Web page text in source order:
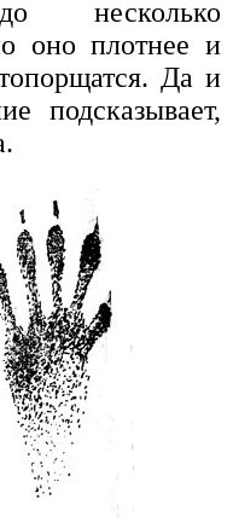
несколько
оно плотнее и
Да и
подсказывает,